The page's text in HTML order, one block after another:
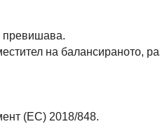
превишава.
на балансираното,
(ЕС) 2018/848.